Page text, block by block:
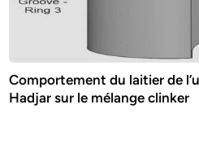
Comportement du laitier de
Hadjar sur le mélange clinker